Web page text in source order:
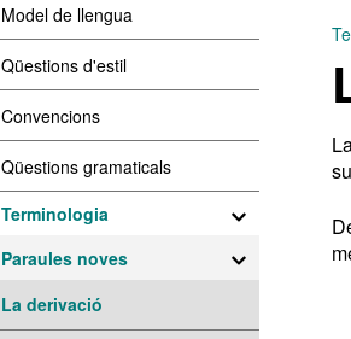
Model de llengua
Qüestions d'estil
Convencions
Qüestions gramaticals
Terminologia
Paraules noves
La derivació